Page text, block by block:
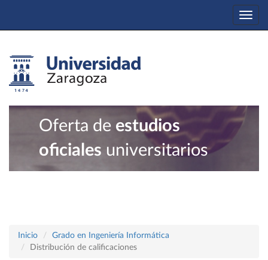
Oferta de estudios
oficiales universitarios
Inicio
Grado en Ingeniería Informática
Distribución de calificaciones